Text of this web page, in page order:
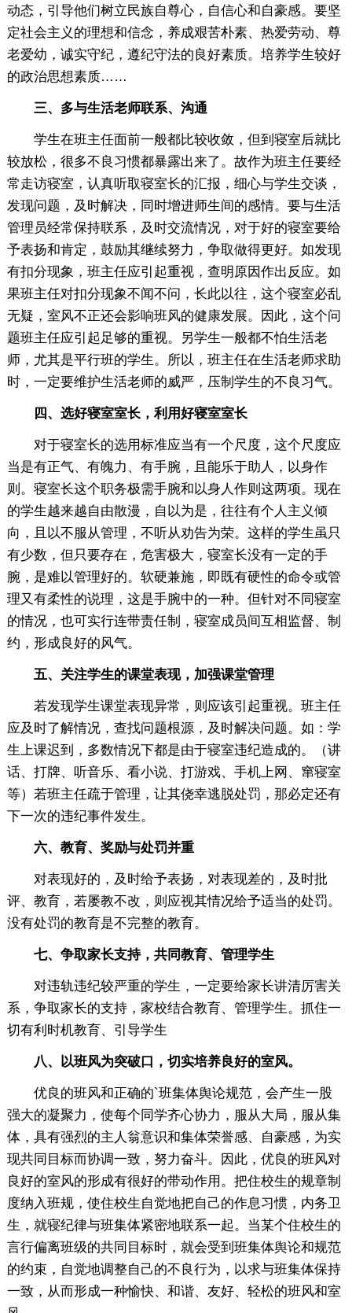
动态，引导他们树立民族自尊心，自信心和自豪感。要坚
定社会主义的理想和信念，养成艰苦朴素、热爱劳动、尊
老爱幼，诚实守纪，遵纪守法的良好素质。培养学生较好
的政治思想素质……
三、多与生活老师联系、沟通
学生在班主任面前一般都比较收敛，但到寝室后就比
较放松，很多不良习惯都暴露出来了。故作为班主任要经
常走访寝室，认真听取寝室长的汇报，细心与学生交谈，
发现问题，及时解决，同时增进师生间的感情。要与生活
管理员经常保持联系，及时交流情况，对于好的寝室要给
予表扬和肯定，鼓励其继续努力，争取做得更好。如发现
有扣分现象，班主任应引起重视，查明原因作出反应。如
果班主任对扣分现象不闻不问，长此以往，这个寝室必乱
无疑，室风不正还会影响班风的健康发展。因此，这个问
题班主任应引起足够的重视。另学生一般都不怕生活老
师，尤其是平行班的学生。所以，班主任在生活老师求助
时，一定要维护生活老师的威严，压制学生的不良习气。
四、选好寝室室长，利用好寝室室长
对于寝室长的选用标准应当有一个尺度，这个尺度应
当是有正气、有魄力、有手腕，且能乐于助人，以身作
则。寝室长这个职务极需手腕和以身人作则这两项。现在
的学生越来越自由散漫，自以为是，往往有个人主义倾
向，且以不服从管理，不听从劝告为荣。这样的学生虽只
有少数，但只要存在，危害极大，寝室长没有一定的手
腕，是难以管理好的。软硬兼施，即既有硬性的命令或管
理又有柔性的说理，这是手腕中的一种。但针对不同寝室
的情况，也可实行连带责任制，寝室成员间互相监督、制
约，形成良好的风气。
五、关注学生的课堂表现，加强课堂管理
若发现学生课堂表现异常，则应该引起重视。班主任
应及时了解情况，查找问题根源，及时解决问题。如：学
生上课迟到，多数情况下都是由于寝室违纪造成的。（讲
话、打牌、听音乐、看小说、打游戏、手机上网、窜寝室
等）若班主任疏于管理，让其侥幸逃脱处罚，那必定还有
下一次的违纪事件发生。
六、教育、奖励与处罚并重
对表现好的，及时给予表扬，对表现差的，及时批
评、教育，若屡教不改，则应视其情况给予适当的处罚。
没有处罚的教育是不完整的教育。
七、争取家长支持，共同教育、管理学生
对违轨违纪较严重的学生，一定要给家长讲清厉害关
系，争取家长的支持，家校结合教育、管理学生。抓住一
切有利时机教育、引导学生
八、以班风为突破口，切实培养良好的室风。
优良的班风和正确的`班集体舆论规范，会产生一股
强大的凝聚力，使每个同学齐心协力，服从大局，服从集
体，具有强烈的主人翁意识和集体荣誉感、自豪感，为实
现共同目标而协调一致，努力奋斗。因此，优良的班风对
良好的室风的形成有很好的带动作用。把住校生的规章制
度纳入班规，使住校生自觉地把自己的作息习惯，内务卫
生，就寝纪律与班集体紧密地联系一起。当某个住校生的
言行偏离班级的共同目标时，就会受到班集体舆论和规范
的约束，自觉地调整自己的不良行为，以求与班集体保持
一致，从而形成一种愉快、和谐、友好、轻松的班风和室